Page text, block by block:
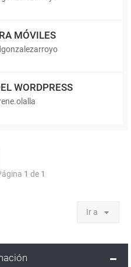
MÓVILES
WORDPRESS
1 de 1
Ir a